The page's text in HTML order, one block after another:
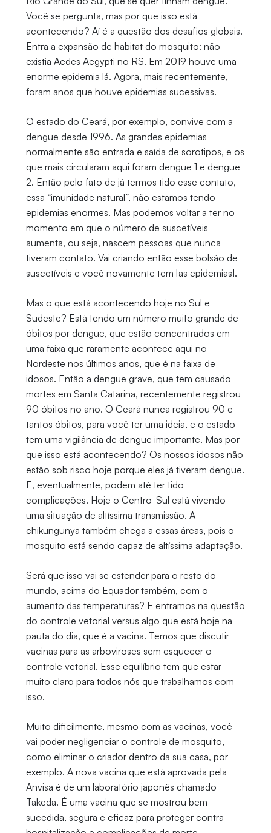
Você se pergunta, mas por que isso está
acontecendo? Aí é a questão dos desafios globais.
Entra a expansão de habitat do mosquito: não
existia Aedes Aegypti no RS. Em 2019 houve uma
enorme epidemia lá. Agora, mais recentemente,
foram anos que houve epidemias sucessivas.
O estado do Ceará, por exemplo, convive com a
dengue desde 1996. As grandes epidemias
normalmente são entrada e saída de sorotipos, e os
que mais circularam aqui foram dengue 1 e dengue
2. Então pelo fato de já termos tido esse contato,
essa “imunidade natural”, não estamos tendo
epidemias enormes. Mas podemos voltar a ter no
momento em que o número de suscetíveis
aumenta, ou seja, nascem pessoas que nunca
tiveram contato. Vai criando então esse bolsão de
suscetíveis e você novamente tem [as epidemias].
Mas o que está acontecendo hoje no Sul e
Sudeste? Está tendo um número muito grande de
óbitos por dengue, que estão concentrados em
uma faixa que raramente acontece aqui no
Nordeste nos últimos anos, que é na faixa de
idosos. Então a dengue grave, que tem causado
mortes em Santa Catarina, recentemente registrou
90 óbitos no ano. O Ceará nunca registrou 90 e
tantos óbitos, para você ter uma ideia, e o estado
tem uma vigilância de dengue importante. Mas por
que isso está acontecendo? Os nossos idosos não
estão sob risco hoje porque eles já tiveram dengue.
E, eventualmente, podem até ter tido
complicações. Hoje o Centro-Sul está vivendo
uma situação de altíssima transmissão. A
chikungunya também chega a essas áreas, pois o
mosquito está sendo capaz de altíssima adaptação.
Será que isso vai se estender para o resto do
mundo, acima do Equador também, com o
aumento das temperaturas? E entramos na questão
do controle vetorial versus algo que está hoje na
pauta do dia, que é a vacina. Temos que discutir
vacinas para as arboviroses sem esquecer o
controle vetorial. Esse equilíbrio tem que estar
muito claro para todos nós que trabalhamos com
isso.
Muito dificilmente, mesmo com as vacinas, você
vai poder negligenciar o controle de mosquito,
como eliminar o criador dentro da sua casa, por
exemplo. A nova vacina que está aprovada pela
Anvisa é de um laboratório japonês chamado
Takeda. É uma vacina que se mostrou bem
sucedida, segura e eficaz para proteger contra